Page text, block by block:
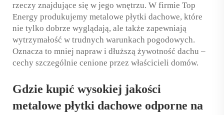
rzeczy znajdujące się w jego wnętrzu. W firmie Top
Energy produkujemy metalowe płytki dachowe, które
nie tylko dobrze wyglądają, ale także zapewniają
wytrzymałość w trudnych warunkach pogodowych.
Oznacza to mniej napraw i dłuższą żywotność dachu –
cechy szczególnie cenione przez właścicieli domów.
Gdzie kupić wysokiej jakości
metalowe płytki dachowe odporne na